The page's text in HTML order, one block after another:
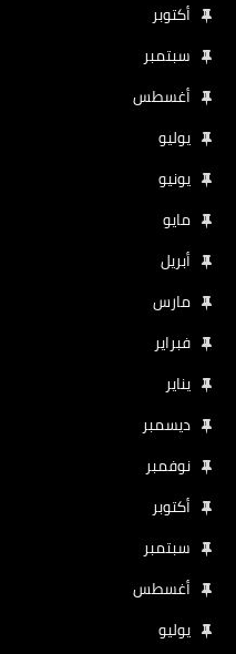
أكتوبر
سبتمبر
أغسطس
يوليو
يونيو
مايو
أبريل
مارس
فبراير
يناير
ديسمبر
نوفمبر
أكتوبر
سبتمبر
أغسطس
يوليو